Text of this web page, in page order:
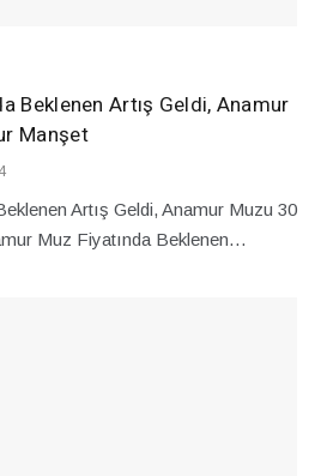
Beklenen Artış Geldi, Anamur
Manşet
Artış Geldi, Anamur Muzu 30
Muz Fiyatında Beklenen…